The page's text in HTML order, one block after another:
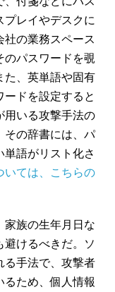
プレイやデスクに
社の業務スペース
のパスワードを覗
た、英単語や固有
ドを設定すると
用いる攻撃手法の
その辞書には、パ
単語がリスト化さ
いては、こちらの
家族の生年月日な
避けるべきだ。ソ
る手法で、攻撃者
るため、個人情報